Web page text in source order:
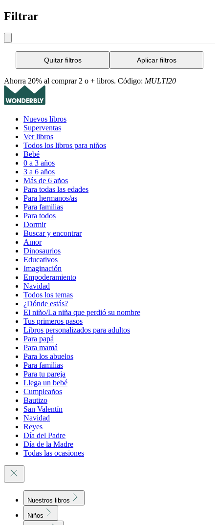
Filtrar
Quitar filtros Aplicar filtros
Ahorra 20% al comprar 2 o + libros. Código: MULTI20
Nuevos libros
Superventas
Ver libros
Todos los libros para niños
Bebé
0 a 3 años
3 a 6 años
Más de 6 años
Para todas las edades
Para hermanos/as
Para familias
Para todos
Dormir
Buscar y encontrar
Amor
Dinosaurios
Educativos
Imaginación
Empoderamiento
Navidad
Todos los temas
¿Dónde estás?
El niño/La niña que perdió su nombre
Tus primeros pasos
Libros personalizados para adultos
Para papá
Para mamá
Para los abuelos
Para familias
Para tu pareja
Llega un bebé
Cumpleaños
Bautizo
San Valentín
Navidad
Reyes
Día del Padre
Día de la Madre
Todas las ocasiones
Nuestros libros
Niños